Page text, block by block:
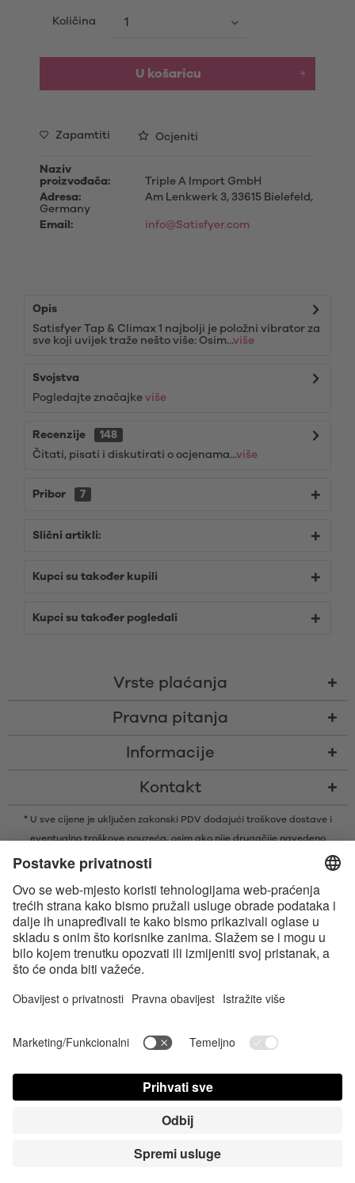
Količina
U košaricu
Zapamtiti Ocjeniti
Naziv
proizvođača:
Triple A Import GmbH
Adresa:
Am Lenkwerk 3, 33615 Bielefeld,
Germany
Email:
info@Satisfyer.com
Opis
Satisfyer Tap & Climax 1 najbolji je položni vibrator za
sve koji uvijek traže nešto više: Osim...više
Svojstva
Pogledajte značajke više
Recenzije
148
Čitati, pisati i diskutirati o ocjenama...više
Pribor 7
Slični artikli:
Kupci su također kupili
Kupci su također pogledali
Vrste plaćanja
Pravna pitanja
Informacije
Kontakt
* U sve cijene je uključen zakonski PDV dodajući troškove dostavei
eventualno troškove pouzeća, osim ako nije drugačije navedeno
* Bluetooth® slovni znak i logotipi su registrirani žigovi u vlasništvu tvrtke
Satisfyer GmbH je pod licencom.
Apple, logotip tvrtke Apple i Apple Watch su žigovi tvrtke Apple Inc.
Google Play i logotip Google Play zaštitni su znakovi tvrtke Google LLC.
Contact us today
Uputa za upotrebu Kontakt